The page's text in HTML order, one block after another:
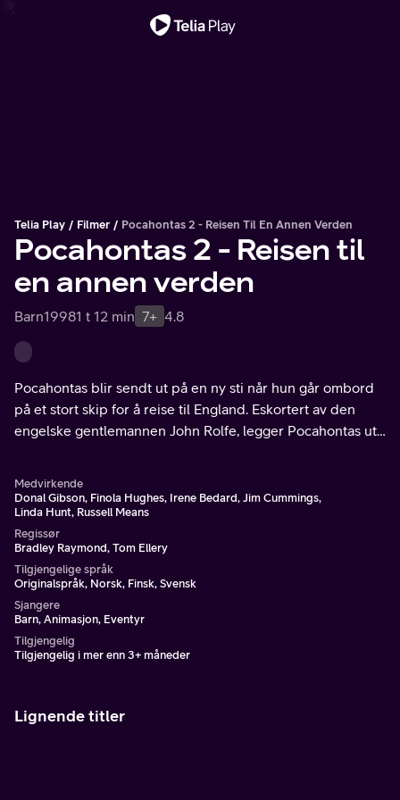
Telia Play Filmer Pocahontas 2 - Reisen Til En Annen Verden
Pocahontas 2 - Reisen til
en annen verden
Barn19981 t 12 min 7+ 4.8
Pocahontas blir sendt ut på en ny sti når hun går ombord
på et stort skip for å reise til England. Eskortert av den
engelske gentlemannen John Rolfe, legger Pocahontas ut
Medvirkende
Donal Gibson, Finola Hughes, Irene Bedard, Jim Cummings,
Linda Hunt, Russell Means
Regissør
Bradley Raymond, Tom Ellery
Tilgjengelige språk
Originalspråk, Norsk, Finsk, Svensk
Sjangere
Barn, Animasjon, Eventyr
Tilgjengelig
Tilgjengelig i mer enn 3+ måneder
Lignende titler